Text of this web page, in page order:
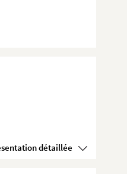
Voir la présentation détaillée